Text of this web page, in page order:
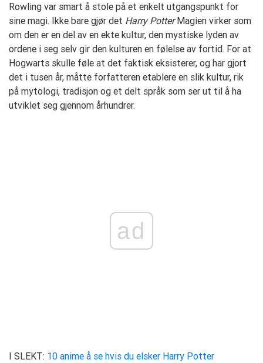
Rowling var smart å stole på et enkelt utgangspunkt for
sine magi. Ikke bare gjør det Harry PotterMagien virker som
om den er en del av en ekte kultur, den mystiske lyden av
ordene i seg selv gir den kulturen en følelse av fortid. For at
Hogwarts skulle føle at det faktisk eksisterer, og har gjort
det i tusen år, måtte forfatteren etablere en slik kultur, rik
på mytologi, tradisjon og et delt språk som ser ut til å ha
utviklet seg gjennom århundrer.
ad
I SLEKT: 10 anime å se hvis du elsker Harry Potter